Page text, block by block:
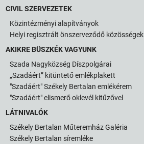
CIVIL SZERVEZETEK
Közintézményi alapítványok
Helyi regisztrált önszerveződő közösségek
AKIKRE BÜSZKÉK VAGYUNK
Szada Nagyközség Díszpolgárai
„Szadáért” kitüntető emlékplakett
"Szadáért" Székely Bertalan emlékérem
"Szadáért" elismerő oklevél kitűzővel
LÁTNIVALÓK
Székely Bertalan Műteremház Galéria
Székely Bertalan síremléke